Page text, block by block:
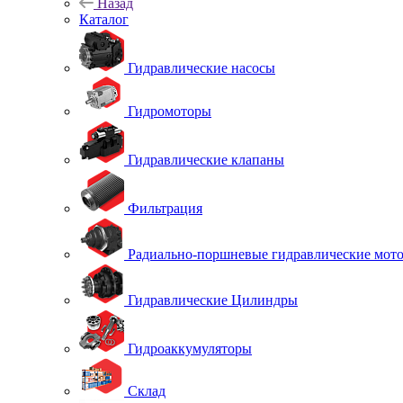
Назад
Каталог
Гидравлические насосы
Гидромоторы
Гидравлические клапаны
Фильтрация
Радиально-поршневые гидравлические
Гидравлические Цилиндры
Гидроаккумуляторы
Склад